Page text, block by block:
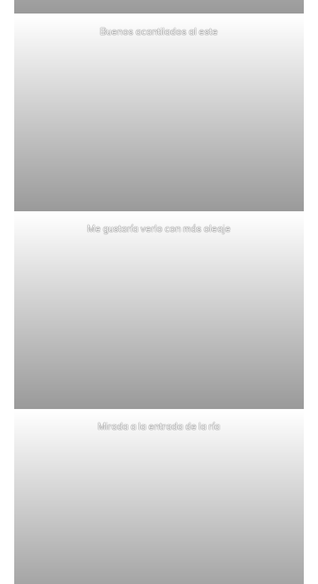
Buenos acantilados al este
Me gustaría verlo con más oleaje
Mirada a la entrada de la ría